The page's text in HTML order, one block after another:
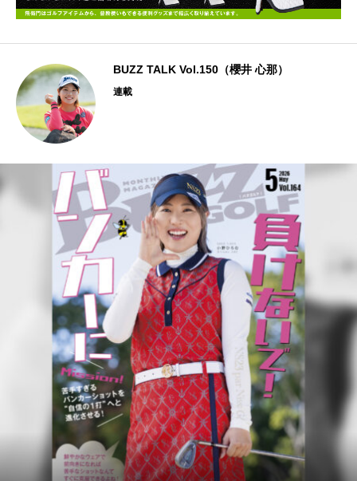
BUZZ TALK Vol.150（櫻井 心那）
連載